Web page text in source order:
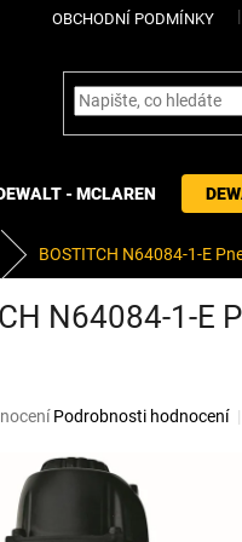
OBCHODNÍ PODMÍNKY
- MCLAREN
BOSTITCH N64084-1-E
N64084-1-E
Podrobnosti hodnocení